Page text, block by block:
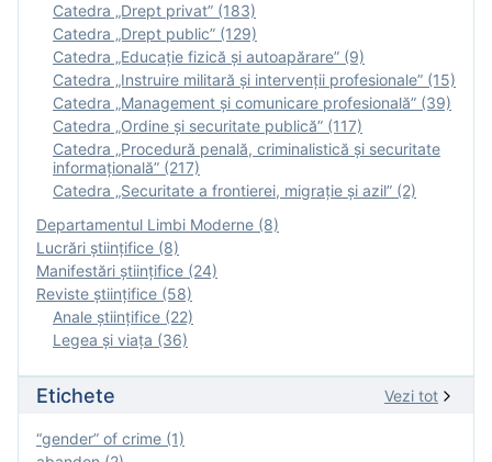
Catedra „Drept privat” (183)
Catedra „Drept public” (129)
Catedra „Educație fizică şi autoapărare” (9)
Catedra „Instruire militară şi intervenţii profesionale” (15)
Catedra „Management și comunicare profesională” (39)
Catedra „Ordine și securitate publică” (117)
Catedra „Procedură penală, criminalistică și securitate
informațională” (217)
Catedra „Securitate a frontierei, migrație și azil” (2)
Departamentul Limbi Moderne (8)
Lucrări științifice (8)
Manifestări ştiinţifice (24)
Reviste ştiinţifice (58)
Anale ştiinţifice (22)
Legea şi viaţa (36)
Etichete Vezi tot
“gender” of crime (1)